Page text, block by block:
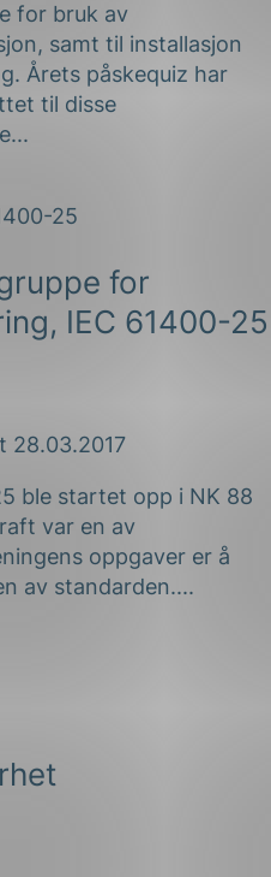
for bruk av
samt til installasjon
Årets påskequiz har
til disse
for
IEC 61400-25
28.03.2017
ble startet opp i NK 88
var en av
oppgaver er å
av standarden....